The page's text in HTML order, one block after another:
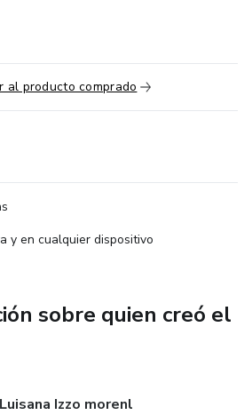
al producto comprado
y en cualquier dispositivo
sobre quien creó el
Izzo morenl